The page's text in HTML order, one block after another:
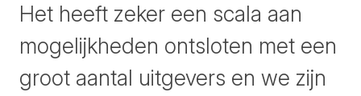
Het heeft zeker een scala aan
mogelijkheden ontsloten met een
groot aantal uitgevers en we zijn